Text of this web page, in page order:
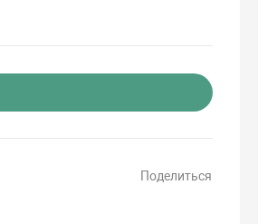
Поделиться